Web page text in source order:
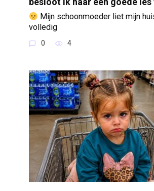
Mijn schoonmoeder liet mijn
volledig
0 4